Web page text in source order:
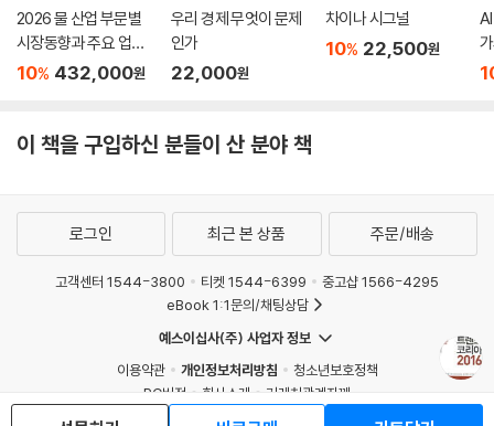
2026 물 산업 부문별
시장동향과 주요 업체
별 사업현황
10% 432,000원
우리 경제 무엇이 문제
인가
22,000원
차이나 시그널
10% 22,500원
이 책을 구입하신 분들이 산 분야 책
로그인 최근 본 상품 주문/배송
고객센터 1544-3800 티켓 1544-6399
중고샵 1566-4295
eBook 1:1문의/채팅상담
예스이십사(주) 사업자 정보
이용약관
개인정보처리방침
청소년보호정책
PC버전
회사소개
거래처관계자께